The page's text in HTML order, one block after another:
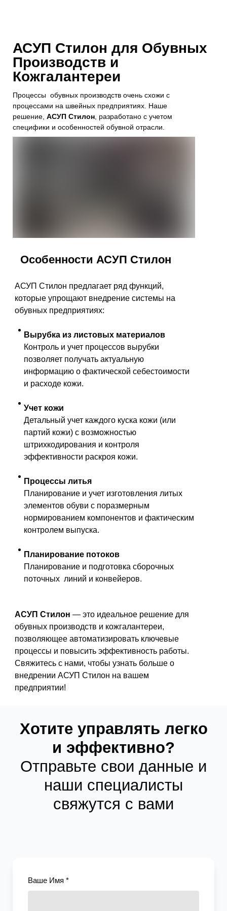
АСУП Стилон для Обувных
Производств и
Кожгалантереи
Процессы обувных производств очень схожи с
процессами на швейных предприятиях. Наше
решение, АСУП Стилон , разработано с учетом
специфики и особенностей обувной отрасли.
АСУП Стилон — это идеальное решение для
обувных производств и кожгалантереи,
позволяющее автоматизировать ключевые
процессы и повысить эффективность работы.
Свяжитесь с нами, чтобы узнать больше о
внедрении АСУП Стилон на вашем
предприятии!
АСУП Стилон предлагает ряд функций,
которые упрощают внедрение системы на
обувных предприятиях:
Вырубка из листовых материалов
Контроль и учет процессов вырубки
позволяет получать актуальную
информацию о фактической себестоимости
и расходе кожи.
Учет кожи
Детальный учет каждого куска кожи (или
партий кожи) с возможностью
штрихкодирования и контроля
эффективности раскроя кожи.
Процессы литья
Планирование и учет изготовления литых
элементов обуви с поразмерным
нормированием компонентов и фактическим
контролем выпуска.
Планирование потоков
Планирование и подготовка сборочных
поточных линий и конвейеров.
Особенности АСУП Стилон
Хотите управлять легко
и эффективно?
Отправьте свои данные и
наши специалисты
свяжутся с вами
Ваше Имя *